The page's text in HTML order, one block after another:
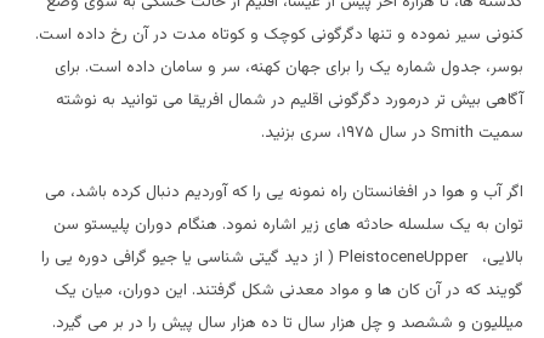
کنونی سیر نموده و تنها دگرگونی کوچک و کوتاه مدت در آن رخ داده است.
بوسر، جدول شماره یک را برای جهان کهنه، سر و سامان داده است. برای
آگاهی بیش تر درمورد دگرگونی اقلیم در شمال افریقا می توانید به نوشته
سمیت Smith در سال ۱۹۷۵، سری بزنید.
اگر آب و هوا در افغانستان راه نمونه یی را که آوردیم دنبال کرده باشد، می
توان به یک سلسله حادثه های زیر اشاره نمود. هنگام دوران پلیستو سن
بالایی، Upper
Pleistocene ( از دید گیتی شناسی یا جیو گرافی دوره یی را
گویند که در آن کان ها و مواد معدنی شکل گرفتند. این دوران، میان یک
میللیون و ششصد و چل هزار سال تا ده هزار سال پیش را در بر می گیرد.